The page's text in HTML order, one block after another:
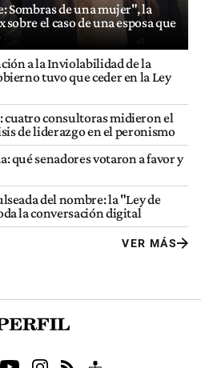
Sombras de una mujer", la
el caso de una esposa que
a la Inviolabilidad de la
tuvo que ceder en la Ley
cuatro consultoras midieron el
de liderazgo en el peronismo
qué senadores votaron a favor y
del nombre: la "Ley de
la conversación digital
VER MÁS